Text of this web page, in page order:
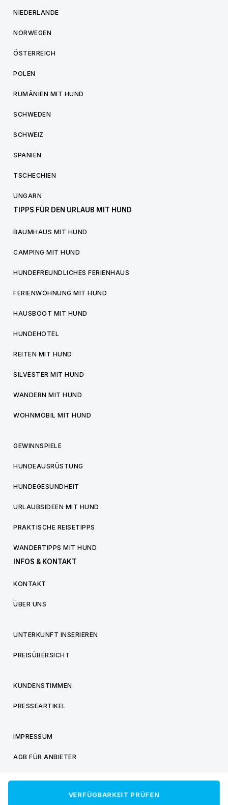
VERFÜGBARKEIT PRÜFEN
NIEDERLANDE
NORWEGEN
ÖSTERREICH
POLEN
RUMÄNIEN MIT HUND
SCHWEDEN
SCHWEIZ
SPANIEN
TSCHECHIEN
UNGARN
TIPPS FÜR DEN URLAUB MIT HUND
BAUMHAUS MIT HUND
CAMPING MIT HUND
HUNDEFREUNDLICHES FERIENHAUS
FERIENWOHNUNG MIT HUND
HAUSBOOT MIT HUND
HUNDEHOTEL
REITEN MIT HUND
SILVESTER MIT HUND
WANDERN MIT HUND
WOHNMOBIL MIT HUND
GEWINNSPIELE
HUNDEAUSRÜSTUNG
HUNDEGESUNDHEIT
URLAUBSIDEEN MIT HUND
PRAKTISCHE REISETIPPS
WANDERTIPPS MIT HUND
INFOS & KONTAKT
KONTAKT
ÜBER UNS
UNTERKUNFT INSERIEREN
PREISÜBERSICHT
KUNDENSTIMMEN
PRESSEARTIKEL
IMPRESSUM
AGB FÜR ANBIETER